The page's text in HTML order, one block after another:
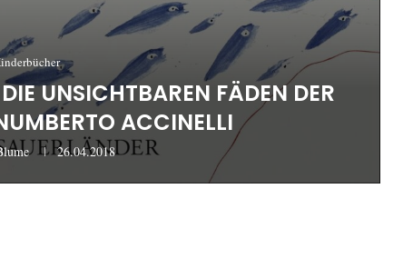
UNSICHTBAREN FÄDEN DER
ACCINELLI
26.04.2018